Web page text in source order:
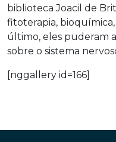
biblioteca Joacil de
fitoterapia,
último, eles puderam
sobre o sistema
[nggallery id=166]